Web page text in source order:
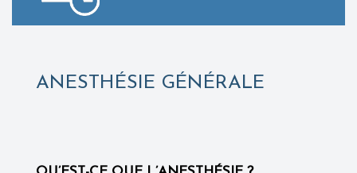
ANESTHÉSIE GÉNÉRALE